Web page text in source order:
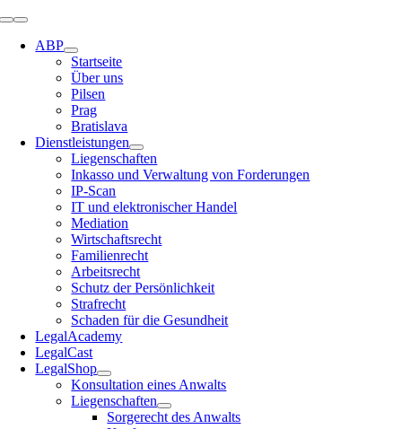
Zum
springen
Navigation
umschalten
ABP
Startseite
Über uns
Pilsen
Prag
Bratislava
Dienstleistungen
Liegenschaften
Inkasso und Verwaltung von Forderungen
IP-Scan
IT und elektronischer Handel
Mediation
Wirtschaftsrecht
Familienrecht
Arbeitsrecht
Schutz der Persönlichkeit
Strafrecht
Schaden für die Gesundheit
LegalAcademy
LegalCast
LegalShop
Konsultation eines Anwalts
Liegenschaften
Sorgerecht des Anwalts